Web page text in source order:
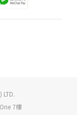
LTD.
7樓